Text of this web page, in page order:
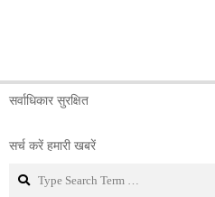
सर्वाधिकार सुरक्षित
सर्च करें हमारी खबरें